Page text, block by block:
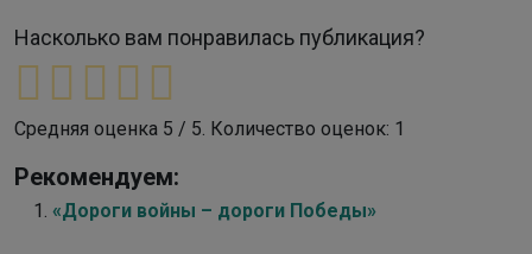
Насколько вам понравилась публикация?
Средняя оценка 5 / 5. Количество оценок: 1
Рекомендуем:
«Дороги войны – дороги Победы»